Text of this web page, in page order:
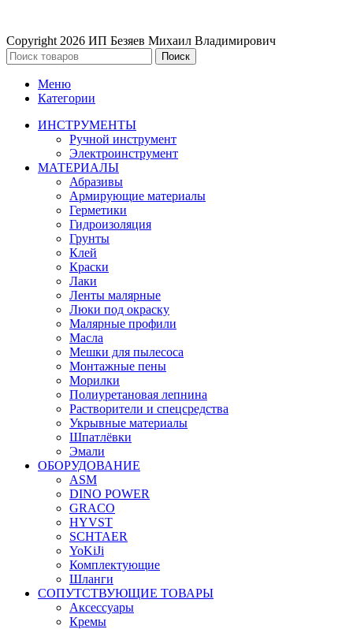
Copyright 2026 ИП Безяев Михаил Владимирович
Поиск
Меню
Категории
ИНСТРУМЕНТЫ
Ручной инструмент
Электроинструмент
МАТЕРИАЛЫ
Абразивы
Армирующие материалы
Герметики
Гидроизоляция
Грунты
Клей
Краски
Лаки
Ленты малярные
Люки под окраску
Малярные профили
Масла
Мешки для пылесоса
Монтажные пены
Морилки
Полиуретановая лепнина
Растворители и спецсредства
Укрывные материалы
Шпатлёвки
Эмали
ОБОРУДОВАНИЕ
ASM
DINO POWER
GRACO
HYVST
SCHTAER
YoKiJi
Комплектующие
Шланги
СОПУТСТВУЮЩИЕ ТОВАРЫ
Аксессуары
Кремы